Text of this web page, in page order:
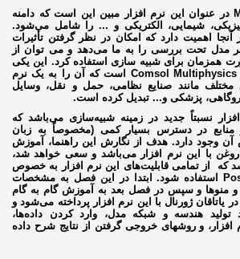
در عنوان این نرم افزار مبین این است که دامنه
شیمایی، الکتریکی و ... را شامل می‌شود.
آنجا اهمیت دارد که امکان در نظر گرفتن تأثیرات
مدل تحت بررسی را به ما می‌دهد و می توان از
همزمان برای شبیه سازی استفاده کرد. این یکی
Comsol Multiphysics است که آن را به یک نرم
مختلف مانند صنایع نظامی، حمل و نقل، وسایل
پزشکی و... تبدیل کرده است.
نسبتاً جدید در زمینه شبیه‌سازی می‌باشد که
منابع در دسترس بسیار کمی (مخصوصاً به زبان
وجود دارد. هدف از نگارش این راهنما، آموزش
با این نرم افزار می­‌باشد و سعی خواهد شد،
که از تمامی قابلیت‌­های این نرم افزار به خصوص
استفاده شود. ابتدا در این فصل به مشخصات
و منوها و سپس در فصل بعد به آموزش گام به گام
ژورنال با این نرم افزار پرداخته می‌­شود و
هندسه و شبکه مدل، وارد کردن داده­‌ها،
و روش­های خروجی گرفتن از نتایج شرح داده